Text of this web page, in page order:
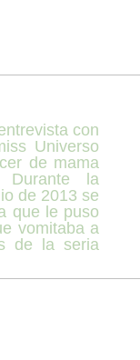
con
Universo
de mama
Durante la
de 2013 se
que le puso
vomitaba a
de la seria